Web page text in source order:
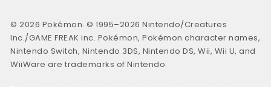
© 2026 Pokémon. © 1995–2026 Nintendo/Creatures
Inc./GAME FREAK inc. Pokémon, Pokémon character names,
Nintendo Switch, Nintendo 3DS, Nintendo DS, Wii, Wii U, and
WiiWare are trademarks of Nintendo.